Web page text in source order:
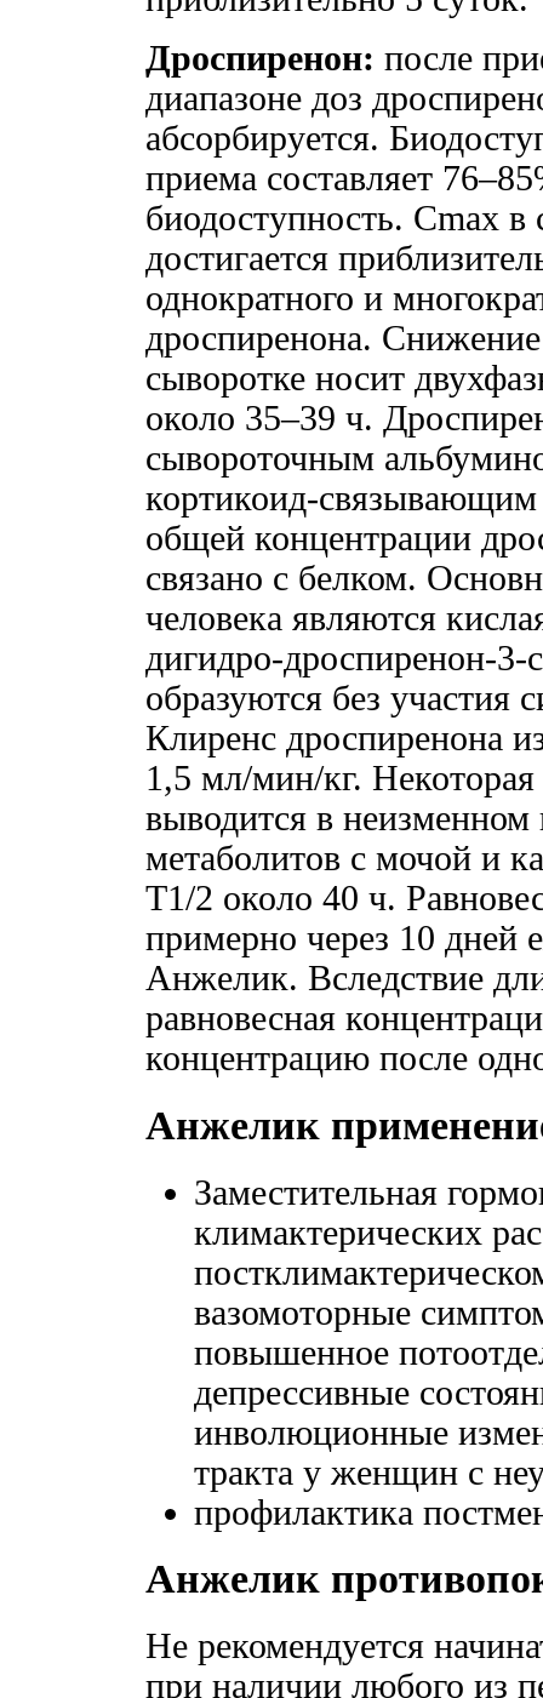
Дроспиренон: после
диапазоне доз
абсорбируется.
приема составляет
биодоступность. Сmax
достигается
однократного и
дроспиренона.
сыворотке носит
около 35–39 ч.
сывороточным
кортикоид-
общей концентрации
связано с белком.
человека являются
дигидро-дроспиренон-3-
образуются без участия
Клиренс дроспиренона
1,5 мл/мин/кг.
выводится в
метаболитов с мочой и
T1/2 около 40 ч.
примерно через 10 дней
Анжелик. Вследствие
равновесная
концентрацию после
Анжелик
Заместительная
климактерических
вазомоторные
повышенное
депрессивные
инволюционные
тракта у женщин с
профилактика
Анжелик
Не рекомендуется
при наличии любого из